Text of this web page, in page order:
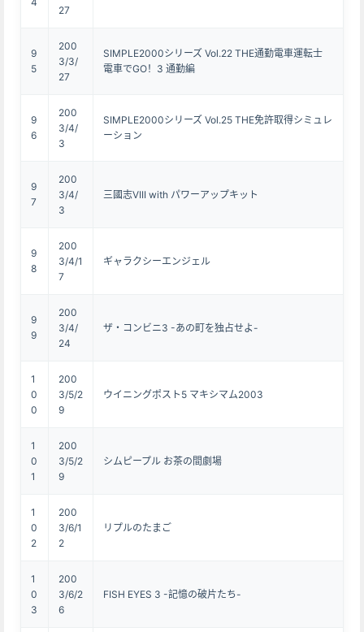
27
9
5
200
3/3/
27
SIMPLE2000シリーズ Vol.22 THE通勤電車運転士
電車でGO！3 通勤編
9
6
200
3/4/
3
SIMPLE2000シリーズ Vol.25 THE免許取得シミュレ
ーション
9
7
200
3/4/
3
三國志VIII with パワーアップキット
9
8
200
3/4/1
7
ギャラクシーエンジェル
9
9
200
3/4/
24
ザ・コンビニ3 -あの町を独占せよ-
1
0
0
200
3/5/2
9
ウイニングポスト5 マキシマム2003
1
0
1
200
3/5/2
9
シムピープル お茶の間劇場
1
0
2
200
3/6/1
2
リプルのたまご
1
0
3
200
3/6/2
6
FISH EYES 3 -記憶の破片たち-